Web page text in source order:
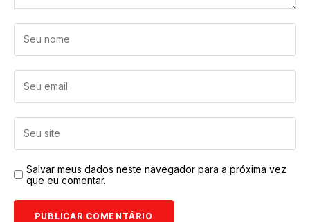
Salvar meus dados neste navegador para a próxima vez
que eu comentar.